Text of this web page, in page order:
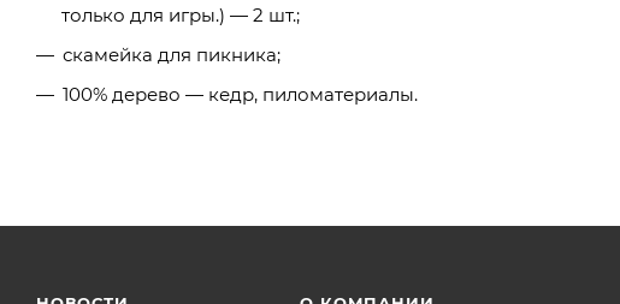
только для игры.) — 2 шт.;
скамейка для пикника;
100% дерево — кедр, пиломатериалы.